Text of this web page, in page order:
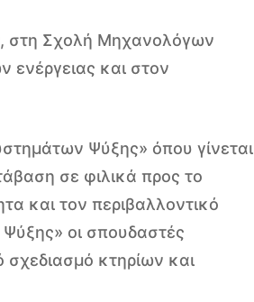
στη Σχολή Μηχανολόγων
και στον
Ψύξης» όπου γίνεται
σε φιλικά προς το
και τον περιβαλλοντικό
οι σπουδαστές
σχεδιασμό κτηρίων και